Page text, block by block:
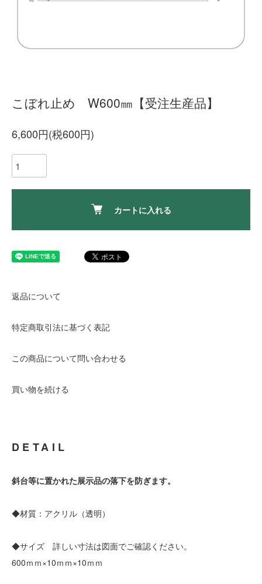
こぼれ止め W600㎜【受注生産品】
6,600円(税600円)
カートに入れる
返品について
特定商取引法に基づく表記
この商品について問い合わせる
買い物を続ける
DETAIL
斜台等に置かれた展示品の落下を防ぎます。
◆材質：アクリル（透明）
◆サイズ 詳しい寸法は図面でご確認ください。
600ｍｍ×10ｍｍ×10ｍｍ